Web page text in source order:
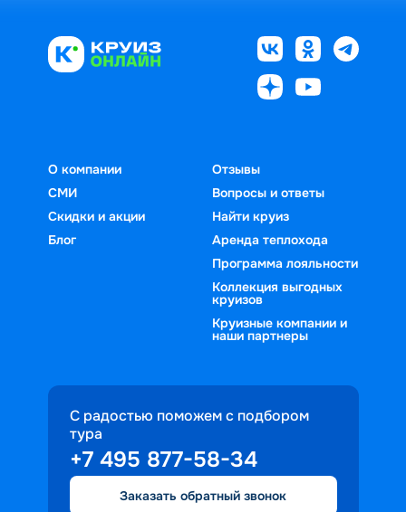
О компании
СМИ
Скидки и акции
Блог
Отзывы
Вопросы и ответы
Найти круиз
Аренда теплохода
Программа лояльности
Коллекция выгодных
круизов
Круизные компании и
наши партнеры
С радостью поможем с подбором
тура
+7 495 877-58-34
Заказать обратный звонок